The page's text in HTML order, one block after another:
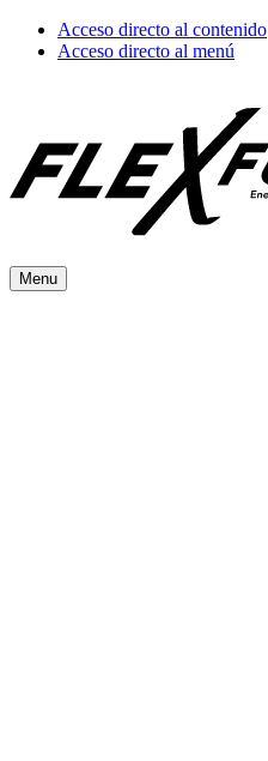
Acceso directo al contenido
Acceso directo al menú
Menu